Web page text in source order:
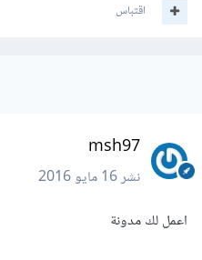
اقتباس
msh97
نشر16 مايو 2016
اعمل لك مدونة